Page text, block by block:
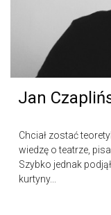
Jan
Chciał zostać
wiedzę o teatrze,
Szybko jednak
kurtyny...